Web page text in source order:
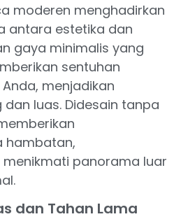
moderen menghadirkan
antara estetika dan
gaya minimalis yang
sentuhan
menjadikan
luas. Didesain tanpa
hambatan,
panorama luar
dan Tahan Lama